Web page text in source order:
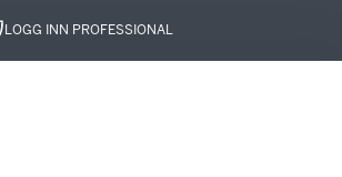
LOGG INN PROFESSIONAL